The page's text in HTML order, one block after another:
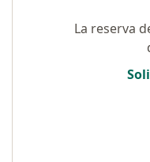
La reserva